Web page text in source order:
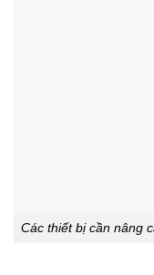
Các thiết bị cần nâng